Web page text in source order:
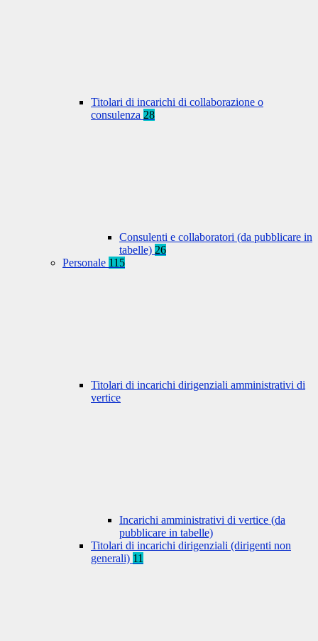
Titolari di incarichi di collaborazione o
consulenza 28
Consulenti e collaboratori (da pubblicare in
tabelle) 26
Personale 115
Titolari di incarichi dirigenziali amministrativi di
vertice
Incarichi amministrativi di vertice (da
pubblicare in tabelle)
Titolari di incarichi dirigenziali (dirigenti non
generali) 11